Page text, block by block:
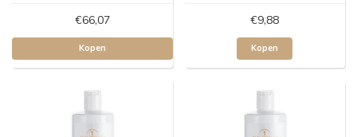
€66,07
Kopen
€9,88
Kopen